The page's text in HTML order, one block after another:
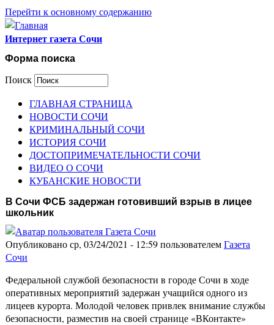
Перейти к основному содержанию
Интернет газета Сочи
Форма поиска
Поиск
ГЛАВНАЯ СТРАНИЦА
НОВОСТИ СОЧИ
КРИМИНАЛЬНЫЙ СОЧИ
ИСТОРИЯ СОЧИ
ДОСТОПРИМЕЧАТЕЛЬНОСТИ СОЧИ
ВИДЕО О СОЧИ
КУБАНСКИЕ НОВОСТИ
В Сочи ФСБ задержан готовивший взрыв в лицее
школьник
Опубликовано ср, 03/24/2021 - 12:59 пользователемГазета
Сочи
Федеральной службой безопасности в городе Сочи в ходе
оперативных мероприятий задержан учащийся одного из
лицеев курорта. Молодой человек привлек внимание службы
безопасности, разместив на своей странице «ВКонтакте»